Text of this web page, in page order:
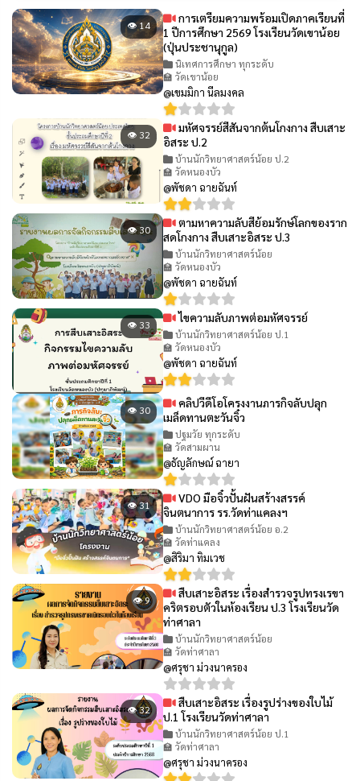
👁 14
การเตรียมความพร้อมเปิดภาคเรียนที่
1 ปีการศึกษา 2569 โรงเรียนวัดเขาน้อย
(ปุ่นประชานุกูล)
นิเทศการศึกษา ทุกระดับ
🏫 วัดเขาน้อย
@เขมมิกา นีลมงคล
👁 32
มหัศจรรย์สีสันจากต้นโกงกาง สืบเสาะ
อิสระ ป.2
บ้านนักวิทยาศาสตร์น้อย ป.2
🏫 วัดหนองบัว
@พัชดา ฉายฉันท์
👁 30
ตามหาความลับสีย้อมรักษ์โลกของราก
สดโกงกาง สืบเสาะอิสระ ป.3
บ้านนักวิทยาศาสตร์น้อย
🏫 วัดหนองบัว
@พัชดา ฉายฉันท์
👁 33 ไขความลับภาพต่อมหัศจรรย์
บ้านนักวิทยาศาสตร์น้อย ป.1
🏫 วัดหนองบัว
@พัชดา ฉายฉันท์
👁 30
คลิปวีดีโอโครงงานภารกิจลับปลุก
เมล็ดทานตะวันจิ๋ว
ปฐมวัย ทุกระดับ
🏫 วัดสามผาน
@ธัญลักษณ์ ฉายา
👁 31
VDO มือจิ๋วปั้นฝันสร้างสรรค์
จินตนาการ รร.วัดท่าแคลงฯ
บ้านนักวิทยาศาสตร์น้อย อ.2
🏫 วัดท่าแคลง
@สิริมา ทิมเวช
👁 9
สืบเสาะอิสระ เรื่องสำรวจรูปทรงเรขา
คริตรอบตัวในห้องเรียน ป.3 โรงเรียนวัด
ท่าศาลา
บ้านนักวิทยาศาสตร์น้อย
🏫 วัดท่าศาลา
@ศรุชา ม่วงนาครอง
👁 32
สืบเสาะอิสระ เรื่องรูปร่างของใบไม้
ป.1 โรงเรียนวัดท่าศาลา
บ้านนักวิทยาศาสตร์น้อย ป.1
🏫 วัดท่าศาลา
@ศรุชา ม่วงนาครอง